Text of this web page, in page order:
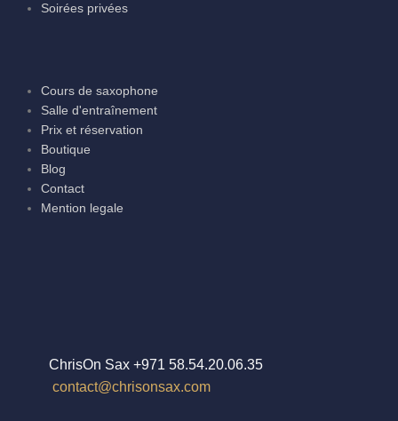
Soirées privées
Cours de saxophone
Salle d'entraînement
Prix et réservation
Boutique
Blog
Contact
Mention legale
ChrisOn Sax +971 58.54.20.06.35
contact@chrisonsax.com